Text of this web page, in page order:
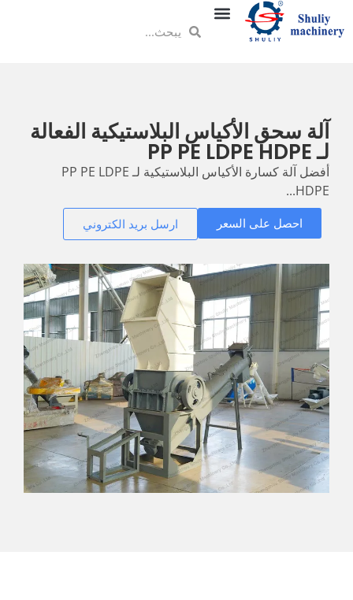
آلة سحق الأكياس البلاستيكية الفعالة
لـ PP PE LDPE HDPE
أفضل آلة كسارة الأكياس البلاستيكية لـ PP PE LDPE
HDPE...
احصل على السعر ارسل بريد الكتروني